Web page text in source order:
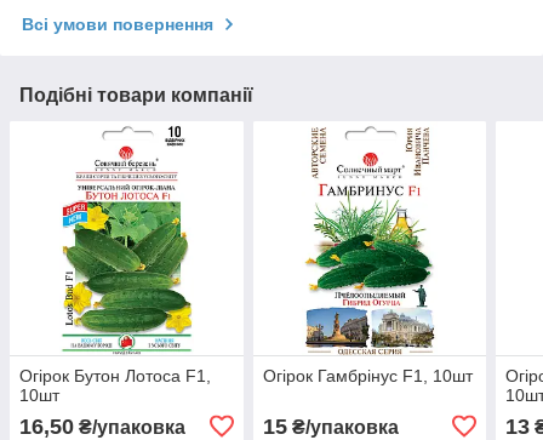
Всі умови повернення
Подібні товари компанії
Огірок Бутон Лотоса F1,
10шт
16,50 ₴/упаковка
Огірок Гамбрінус F1, 10шт
15₴/упаковка 13